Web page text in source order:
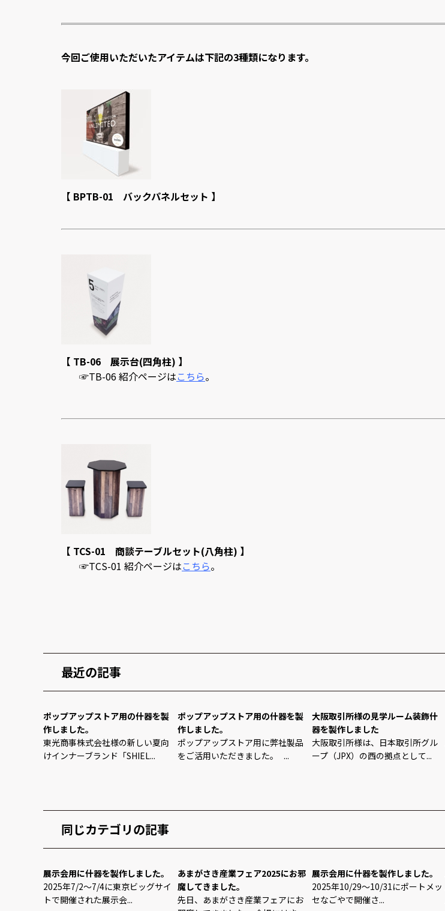
今回ご使用いただいたアイテムは下記の3種類になります。
【 BPTB-01 バックパネルセット 】
【 TB-06 展示台(四角柱) 】
☞TB-06 紹介ページはこちら。
【 TCS-01 商談テーブルセット(八角柱) 】
☞TCS-01 紹介ページはこちら。
最近の記事
ポップアップストア用の什器を製
作しました。
東光商事株式会社様の新しい夏向
けインナーブランド「SHIEL...
ポップアップストア用の什器を製
作しました。
ポップアップストア用に弊社製品
をご活用いただきました。 ...
大阪取引所様の見学ルーム装飾什
器を製作しました
大阪取引所様は、日本取引所グル
ープ（JPX）の西の拠点として...
同じカテゴリの記事
展示会用に什器を製作しました。
2025年7/2～7/4に東京ビッグサイ
トで開催された展示会...
あまがさき産業フェア2025にお邪
魔してきました。
先日、あまがさき産業フェアにお
展示会用に什器を製作しました。
2025年10/29～10/31にポートメッ
セなごやで開催さ...